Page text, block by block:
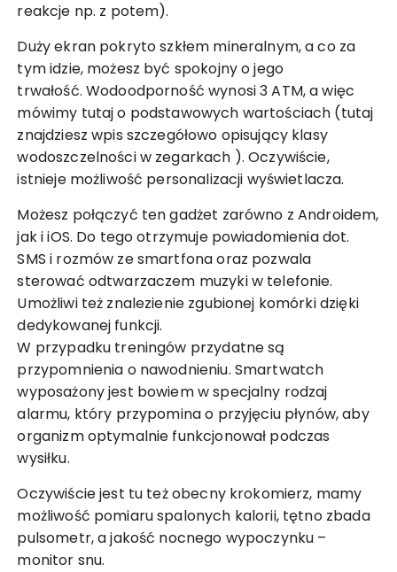
reakcje np. z potem).
Duży ekran pokryto szkłem mineralnym, a co za
tym idzie, możesz być spokojny o jego
trwałość. Wodoodporność wynosi 3 ATM, a więc
mówimy tutaj o podstawowych wartościach (tutaj
znajdzieszwpis szczegółowo opisujący klasy
wodoszczelności w zegarkach ). Oczywiście,
istnieje możliwość personalizacji wyświetlacza.
Możesz połączyć ten gadżet zarówno z Androidem,
jak i iOS. Do tego otrzymuje powiadomienia dot.
SMS i rozmów ze smartfona oraz pozwala
sterować odtwarzaczem muzyki w telefonie.
Umożliwi też znalezienie zgubionej komórki dzięki
dedykowanej funkcji.
W przypadku treningów przydatne są
przypomnienia o nawodnieniu. Smartwatch
wyposażony jest bowiem w specjalny rodzaj
alarmu, który przypomina o przyjęciu płynów, aby
organizm optymalnie funkcjonował podczas
wysiłku.
Oczywiście jest tu też obecny krokomierz, mamy
możliwość pomiaru spalonych kalorii, tętno zbada
pulsometr, a jakość nocnego wypoczynku –
monitor snu.